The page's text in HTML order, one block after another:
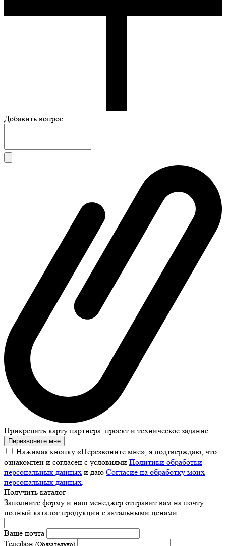
Добавить вопрос ...
Прикрепить карту партнера, проект и техническое задание
Перезвоните мне
Нажимая кнопку «Перезвоните мне», я подтверждаю, что
ознакомлен и согласен с условиями Политики обработки
персональных данных и даю Согласие на обработку моих
персональных данных.
Получить каталог
Заполните форму и наш менеджер отправит вам на почту
полный каталог продукции с актальными ценами
Ваше почта
Телефон (Обязательно)